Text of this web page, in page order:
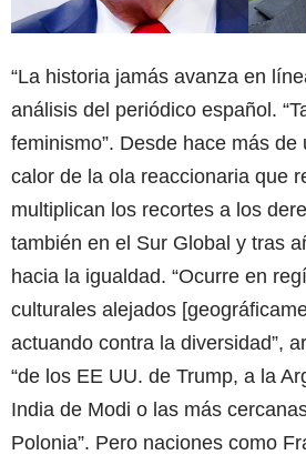
“La historia jamás avanza en
análisis del periódico español.
feminismo”. Desde hace más de
calor de la ola reaccionaria que
multiplican los recortes a los
también en el Sur Global y tras
hacia la igualdad. “Ocurre en
culturales alejados
actuando contra la diversidad”,
“de los EE UU. de Trump, a la
India de Modi o las más
Polonia”. Pero naciones como